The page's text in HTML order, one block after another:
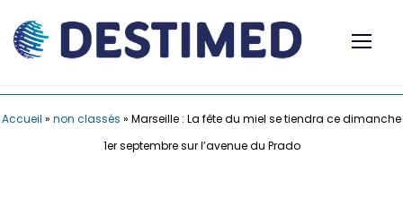
Accueil » non classés » Marseille : La fête du miel se tiendra ce dimanche
1er septembre sur l’avenue du Prado